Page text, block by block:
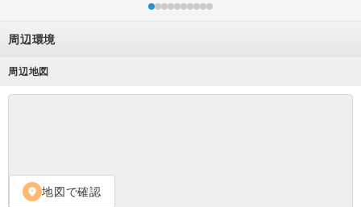
周辺環境
周辺地図
location_on 地図で確認